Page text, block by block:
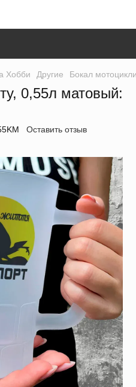
Хобби Другие Бокал
0,55л матовый:
Оставить отзыв